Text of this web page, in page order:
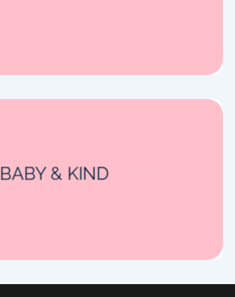
BABY & KIND